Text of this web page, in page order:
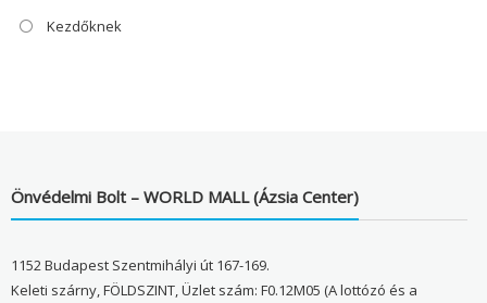
Kezdőknek
Önvédelmi Bolt – WORLD MALL (Ázsia Center)
1152 Budapest Szentmihályi út 167-169.
Keleti szárny, FÖLDSZINT, Üzlet szám: F0.12M05 (A lottózó és a